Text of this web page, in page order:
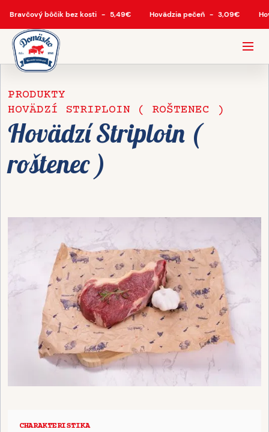
Bravčový bôčik bez kosti - 5,49€ Hovädzia pečeň - 3,09€
PRODUKTY
HOVÄDZÍ STRIPLOIN ( ROŠTENEC )
Hovädzí Striploin (
roštenec )
CHARAKTERISTIKA